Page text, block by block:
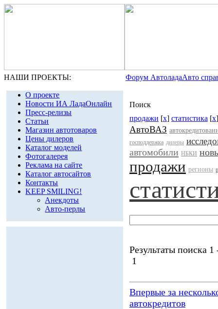
НАШИ ПРОЕКТЫ: Форум АвтоладаАвто
О проекте
Новости ИА ЛадаОнлайн
Пресс-релизы
Статьи
Магазин автотоваров
Цены дилеров
Каталог моделей
Фотогалерея
Реклама на сайте
Каталог автосайтов
Контакты
KEEP SMILING!
Анекдоты
Авто-перлы
Поиск
продажи [x] статистика [x
АвтоВАЗ
господдержка дилеры
автомобили НБКИ
продажи регионы
Результаты поиска 1
1
Впервые за
автокредитов